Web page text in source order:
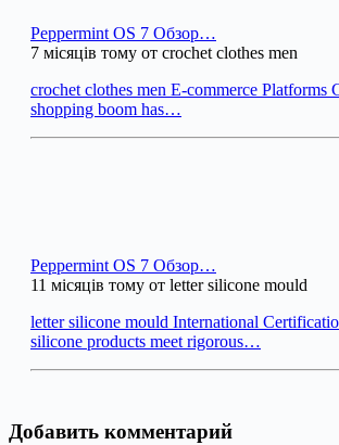
Peppermint OS 7 Обзор…
7 місяців тому от crochet clothes men
crochet clothes men E-commerce Platforms
shopping boom has…
Peppermint OS 7 Обзор…
11 місяців тому от letter silicone mould
letter silicone mould International
silicone products meet rigorous…
Добавить комментарий